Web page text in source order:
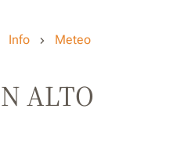
Info Meteo
ALTO